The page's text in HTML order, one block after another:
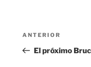
entradas
Entrada
anterior:
ANTERIOR
El próximo